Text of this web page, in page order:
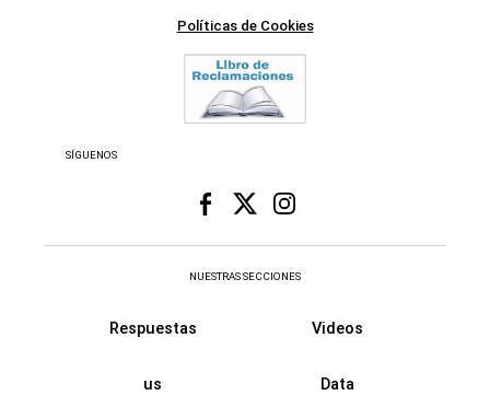
Políticas de Cookies
SÍGUENOS
NUESTRAS SECCIONES
Respuestas Videos
us Data